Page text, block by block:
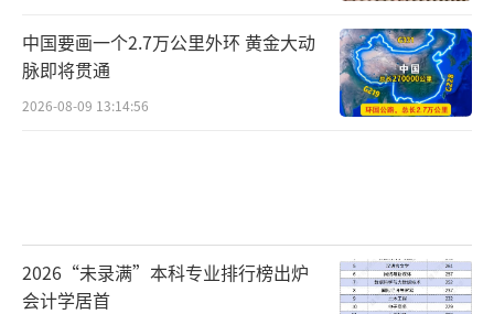
中国要画一个2.7万公里外环 黄金大动
脉即将贯通
2026-08-09 13:14:56
2026“未录满”本科专业排行榜出炉
会计学居首